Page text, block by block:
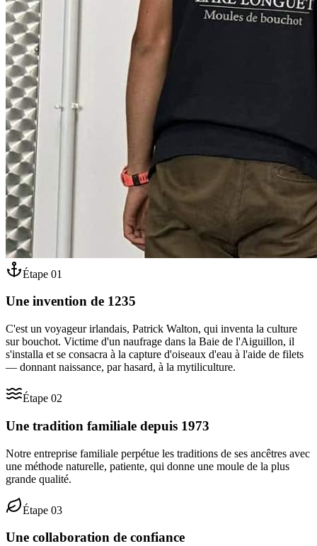
Étape 01
Une invention de 1235
C'est un voyageur irlandais, Patrick Walton, qui inventa la culture
sur bouchot. Victime d'un naufrage dans la Baie de l'Aiguillon, il
s'installa et se consacra à la capture d'oiseaux d'eau à l'aide de filets
— donnant naissance, par hasard, à la mytiliculture.
Étape 02
Une tradition familiale depuis 1973
Notre entreprise familiale perpétue les traditions de ses ancêtres avec
une méthode naturelle, patiente, qui donne une moule de la plus
grande qualité.
Étape 03
Une collaboration de confiance